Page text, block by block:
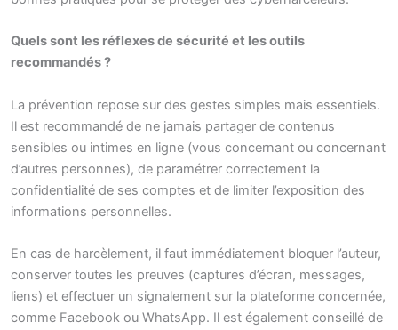
Quels sont les réflexes de sécurité et les outils
recommandés ?
La prévention repose sur des gestes simples mais essentiels.
Il est recommandé de ne jamais partager de contenus
sensibles ou intimes en ligne (vous concernant ou concernant
d’autres personnes), de paramétrer correctement la
confidentialité de ses comptes et de limiter l’exposition des
informations personnelles.
En cas de harcèlement, il faut immédiatement bloquer l’auteur,
conserver toutes les preuves (captures d’écran, messages,
liens) et effectuer un signalement sur la plateforme concernée,
comme Facebook ou WhatsApp. Il est également conseillé de